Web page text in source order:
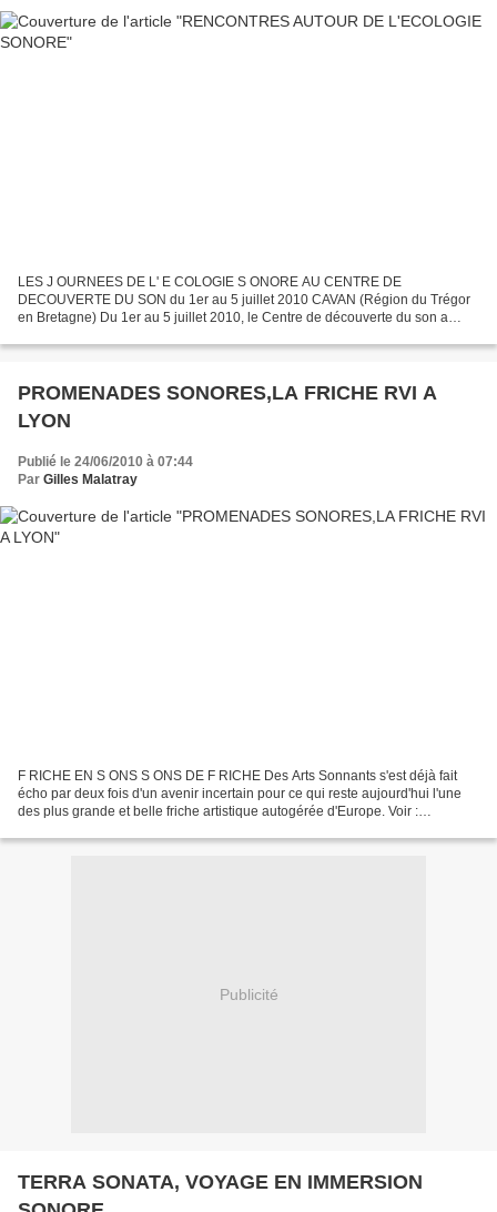
LES J OURNEES DE L' E COLOGIE S ONORE AU CENTRE DE
DECOUVERTE DU SON du 1er au 5 juillet 2010 CAVAN (Région du Trégor
en Bretagne) Du 1er au 5 juillet 2010, le Centre de découverte du son a
PROMENADES SONORES,LA FRICHE RVI A
LYON
Publié le 24/06/2010 à 07:44
Par Gilles Malatray
F RICHE EN S ONS S ONS DE F RICHE Des Arts Sonnants s'est déjà fait
écho par deux fois d'un avenir incertain pour ce qui reste aujourd'hui l'une
des plus grande et belle friche artistique autogérée d'Europe. Voir :
Publicité
TERRA SONATA, VOYAGE EN IMMERSION